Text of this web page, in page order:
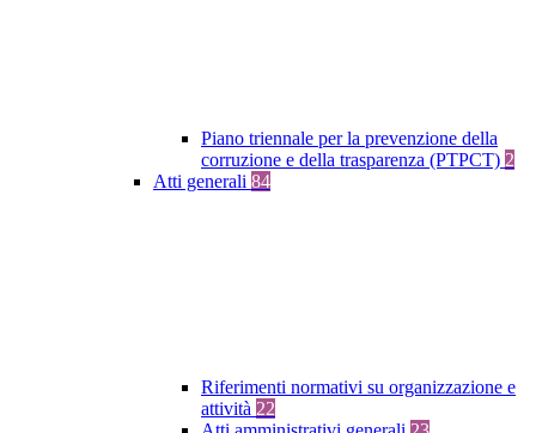
Piano triennale per la prevenzione della
corruzione e della trasparenza (PTPCT) 2
Atti generali 84
Riferimenti normativi su organizzazione e
attività 22